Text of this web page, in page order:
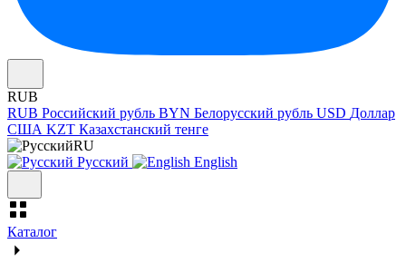
RUB
RUB Российский рубль BYN Белорусский рубль USD Доллар
США KZT Казахстанский тенге
RU
Русский
English
Каталог